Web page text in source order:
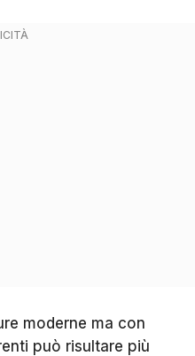
moderne ma con
può risultare più